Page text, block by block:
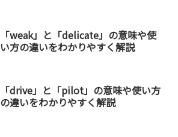
「weak」と「delicate」の意味や使
い方の違いをわかりやすく解説
「drive」と「pilot」の意味や使い方
の違いをわかりやすく解説